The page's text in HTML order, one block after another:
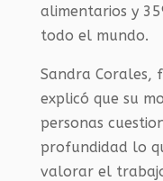
alimentarios y
todo el mundo.
Sandra Corales,
explicó que su
personas
profundidad lo
valorar el